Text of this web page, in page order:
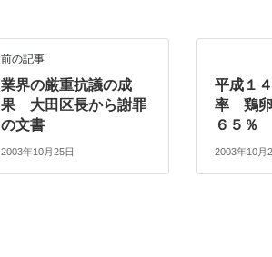
前の記事
業界の厳重抗議の成
果 大田区長から謝罪
の文書
2003年10月25日
平成１
率 鶏卵
６５％
2003年10月